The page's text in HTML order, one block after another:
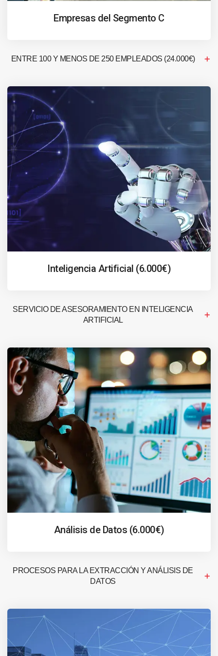
Empresas del Segmento C
ENTRE 100 Y MENOS DE 250 EMPLEADOS (24.000€)
Inteligencia Artificial (6.000€)
SERVICIO DE ASESORAMIENTO EN INTELIGENCIA
ARTIFICIAL
Análisis de Datos (6.000€)
PROCESOS PARA LA EXTRACCIÓN Y ANÁLISIS DE
DATOS